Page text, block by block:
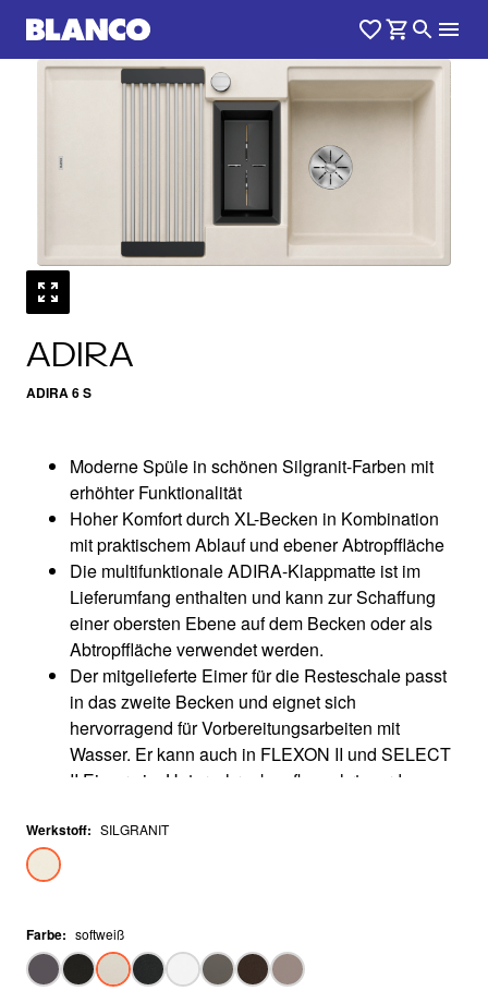
ADIRA
ADIRA 6 S
/0
Moderne Spüle in schönen Silgranit-Farben mit
erhöhter Funktionalität
Hoher Komfort durch XL-Becken in Kombination
mit praktischem Ablauf und ebener Abtropffläche
Die multifunktionale ADIRA-Klappmatte ist im
Lieferumfang enthalten und kann zur Schaffung
einer obersten Ebene auf dem Becken oder als
Abtropffläche verwendet werden.
Der mitgelieferte Eimer für die Resteschale passt
in das zweite Becken und eignet sich
hervorragend für Vorbereitungsarbeiten mit
Wasser. Er kann auch in FLEXON II und SELECT
II Eimern im Unterschrank aufbewahrt werden.
Werkstoff: SILGRANIT
Farbe: softweiß